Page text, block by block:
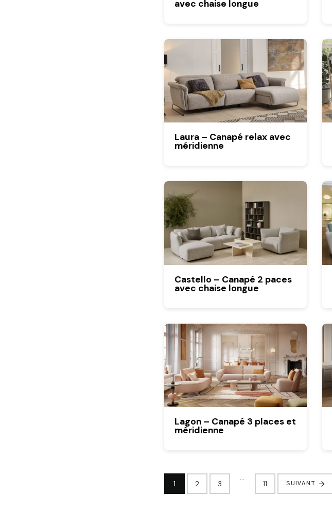
avec chaise longue
Laura – Canapé relax avec
méridienne
Castello – Canapé 2 paces
avec chaise longue
Lagon – Canapé 3 places et
méridienne
1 2 3
…
11 SUIVANT